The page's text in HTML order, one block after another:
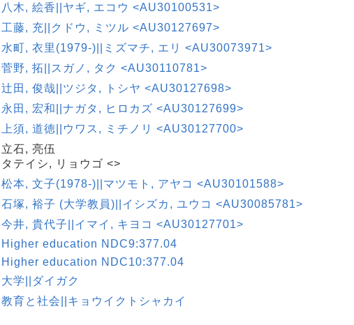
八木, 絵香||ヤギ, エコウ <AU30100531>
工藤, 充||クドウ, ミツル <AU30127697>
水町, 衣里(1979-)||ミズマチ, エリ <AU30073971>
菅野, 拓||スガノ, タク <AU30110781>
辻田, 俊哉||ツジタ, トシヤ <AU30127698>
永田, 宏和||ナガタ, ヒロカズ <AU30127699>
上須, 道徳||ウワス, ミチノリ <AU30127700>
立石, 亮伍
タテイシ, リョウゴ <>
松本, 文子(1978-)||マツモト, アヤコ <AU30101588>
石塚, 裕子 (大学教員)||イシズカ, ユウコ <AU30085781>
今井, 貴代子||イマイ, キヨコ <AU30127701>
Higher education NDC9:377.04
Higher education NDC10:377.04
大学||ダイガク
教育と社会||キョウイクトシャカイ